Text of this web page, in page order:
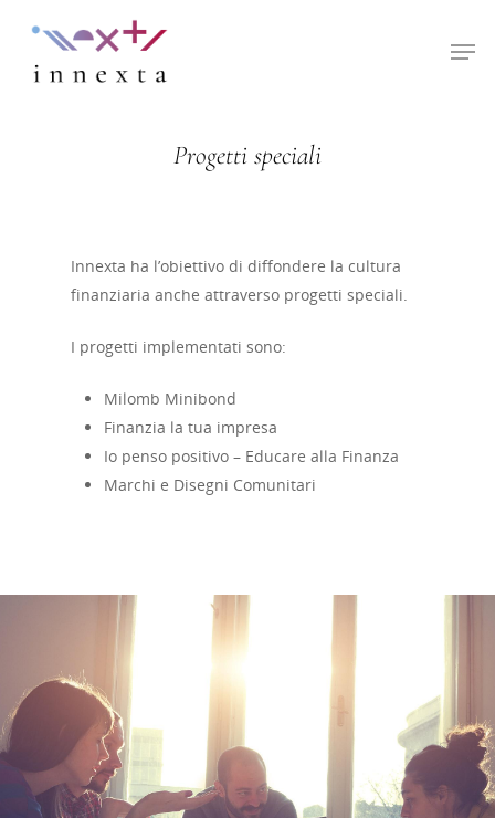
Progetti speciali
Innexta ha l’obiettivo di diffondere la cultura
finanziaria anche attraverso progetti speciali.
I progetti implementati sono:
Milomb Minibond
Finanzia la tua impresa
Io penso positivo – Educare alla Finanza
Marchi e Disegni Comunitari